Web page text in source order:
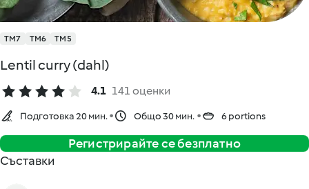
TM7 TM6 TM5
Lentil curry (dahl)
4.1 141 оценки
Подготовка 20 мин. Общо 30 мин. 6 portions
Регистрирайте се безплатно
Съставки